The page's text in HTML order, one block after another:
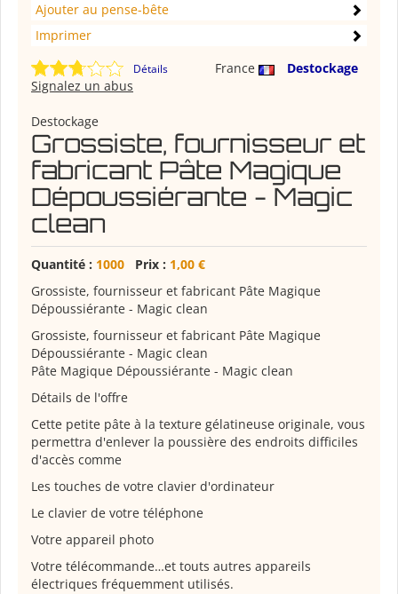
Ajouter au pense-bête
Imprimer
Détails France
Destockage
Signalez un abus
Destockage
Grossiste, fournisseur et
fabricant Pâte Magique
Dépoussiérante - Magic
clean
Quantité : 1000 Prix : 1,00 €
Grossiste, fournisseur et fabricant Pâte Magique
Dépoussiérante - Magic clean
Grossiste, fournisseur et fabricant Pâte Magique
Dépoussiérante - Magic clean
Pâte Magique Dépoussiérante - Magic clean
Détails de l'offre
Cette petite pâte à la texture gélatineuse originale, vous
permettra d'enlever la poussière des endroits difficiles
d'accès comme
Les touches de votre clavier d'ordinateur
Le clavier de votre téléphone
Votre appareil photo
Votre télécommande…et touts autres appareils
électriques fréquemment utilisés.